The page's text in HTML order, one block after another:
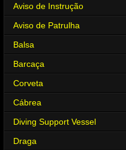
Aviso de Instrução
Aviso de Patrulha
Balsa
Barcaça
Corveta
Cábrea
Diving Support Vessel
Draga